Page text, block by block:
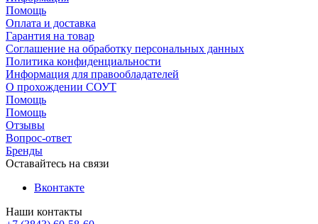
Помощь
Оплата и доставка
Гарантия на товар
Соглашение на обработку персональных данных
Политика конфиденциальности
Информация для правообладателей
О прохождении СОУТ
Помощь
Помощь
Отзывы
Вопрос-ответ
Бренды
Оставайтесь на связи
Вконтакте
Наши контакты